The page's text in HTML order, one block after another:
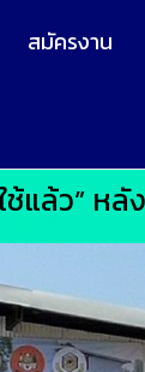
สมัครงาน
แล้ว” หลั